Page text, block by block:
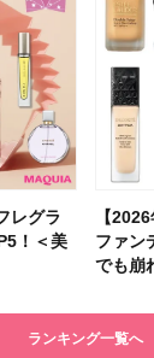
レグラ
！＜美
【
ファン
でも崩
】ク
レを一
【コ
高峰ラ
ケアク
に強い
！ 滝汗
【崩
塗り方
別メイ
ア」ラ
マニア
【ク
BAUM
香りの
ケア・
！＜
【お
選】食
選び方
がり・
ンプー
【
ブ」13
＆人気
たる】
宿泊券
【無
素材の
るだけ
ト メロ
追加！
【ス
ション
ベブル
ランキング一覧へ